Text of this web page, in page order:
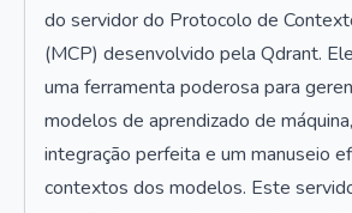
do servidor do Protocolo de
(MCP) desenvolvido pela Qdrant.
uma ferramenta poderosa para
modelos de aprendizado de
integração perfeita e um manuseio
contextos dos modelos. Este